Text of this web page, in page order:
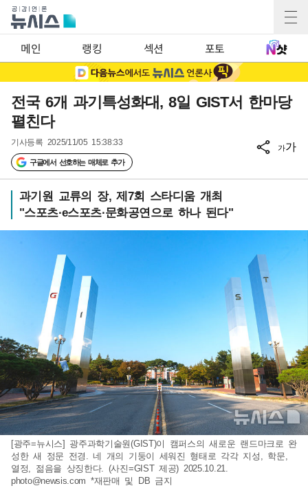
메인 랭킹 섹션 포토
전국 6개 과기특성화대, 8일 GIST서 한마당
펼친다
기사등록 2025/11/05 15:38:33
구글에서 선호하는 매체로 추가
가가
과기원 교류의 장, 제7회 스타디움 개최
"스포츠·e스포츠·문화공연으로 하나 된다"
[광주=뉴시스] 광주과학기술원(GIST)이 캠퍼스의 새로운 랜드마크로 완
성한 새 정문 전경. 네 개의 기둥이 세워진 형태로 각각 지성, 학문,
열정, 젊음을 상징한다. (사진=GIST 제공) 2025.10.21.
photo@newsis.com *재판매 및 DB 금지